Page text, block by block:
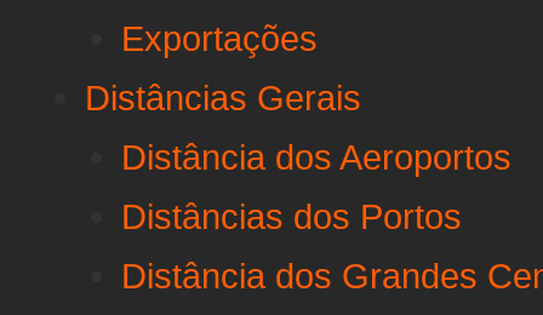
Exportações
Distâncias Gerais
Distância dos Aeroportos
Distâncias dos Portos
Distância dos Grandes